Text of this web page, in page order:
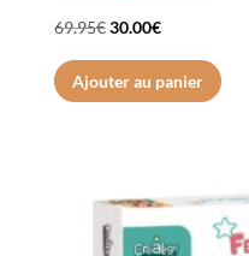
69.95€Le
prix
initial
30.00€Le
prix
actuel
Ajouter au panier